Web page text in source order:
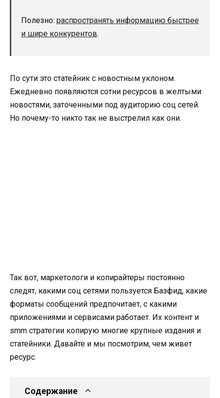
Полезно: распространять информацию быстрее
и шире конкурентов.
По сути это статейник с новостным уклоном.
Ежедневно появляются сотни ресурсов в желтыми
новостями, заточенными под аудиторию соц сетей.
Но почему-то никто так не выстрелил как они.
Так вот, маркетологи и копирайтеры постоянно
следят, какими соц сетями пользуется Базфид, какие
форматы сообщений предпочитает, с какими
приложениями и сервисами работает. Их контент и
smm стратегии копирую многие крупные издания и
статейники. Давайте и мы посмотрим, чем живет
ресурс.
Содержание